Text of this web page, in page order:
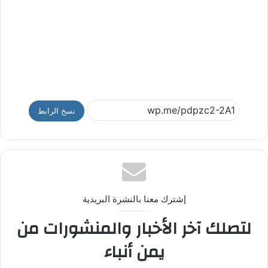
نسخ الرابط
إشترك معنا بالنشرة البريدية
لتصلك آخر الأخبار والمنشورات من
يمن أنباء